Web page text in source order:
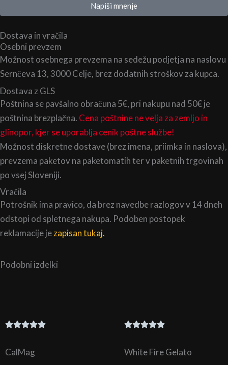
Napiši mnenje
Dostava in vračila
Osebni prevzem
Možnost osebnega prevzema na sedežu podjetja na naslovu
Sernčeva 13, 3000 Celje, brez dodatnih stroškov za kupca.
Dostava z GLS
Poštnina se pavšalno obračuna 5€, pri nakupu nad 50€ je
poštnina brezplačna. Cena poštnine ne velja za zemljo in
glinopor, kjer se uporablja cenik poštne službe!
Možnost diskretne dostave (brez imena, priimka in naslova),
prevzema paketov na paketomatih ter v paketnih trgovinah
po vsej Sloveniji.
Vračila
Potrošnik ima pravico, da brez navedbe razlogov v 14 dneh
odstopi od spletnega nakupa. Podoben postopek
reklamacije jezapisan tukaj.
Podobni izdelki
CalMag White Fire Gelato